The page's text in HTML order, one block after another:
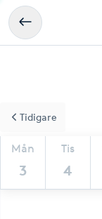
Mån
3
Tis
4
Tidigare